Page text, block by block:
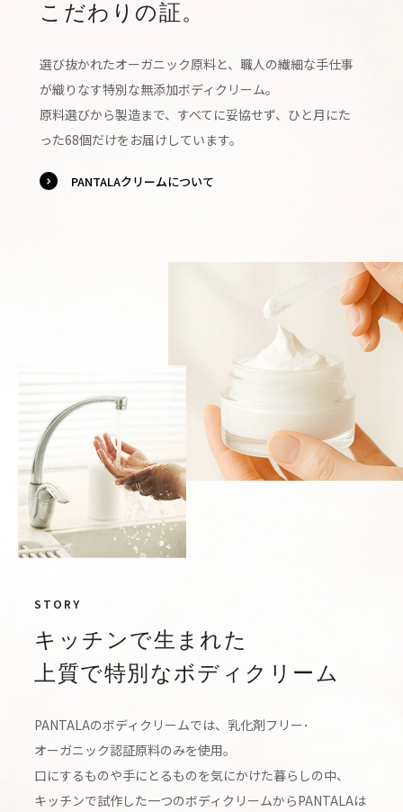
こだわりの証。
選び抜かれたオーガニック原料と、職人の繊細な手仕事
が織りなす特別な無添加ボディクリーム。
原料選びから製造まで、すべてに妥協せず、ひと月にた
った68個だけをお届けしています。
PANTALAクリームについて
STORY
キッチンで生まれた
上質で特別なボディクリーム
PANTALAのボディクリームでは、 乳化剤フリー･
オーガニック認証原料のみを使用。
口にするものや手にとるものを気にかけた暮らしの中、
キッチンで試作した一つのボディクリームからPANTALAは